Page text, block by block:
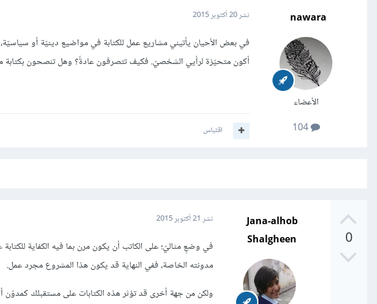
nawara
الأعضاء
104
نشر20 أكتوبر 2015
في بعض الأحيان يأتيني مشاريع عمل للكتابة في مواضيع دينيّة أو
أكون متحيّزة لرأيي الشخصيّ. فكيف تتصرفون عادةً؟ وهل تنصحون بكتابة
اقتباس
0
Jana-alhob
Shalgheen
نشر 21 أكتوبر 2015
في وضعٍ مثاليّ؛ على الكاتب أن يكون مرن بما فيه الكفاية
مدونته الخاصة، ففي النهاية قد يكون هذا المشروع مجرد عمل.
ولكن من جهة أخرى قد تؤثر هذه الكتابات على مستقبلك كمدوّن